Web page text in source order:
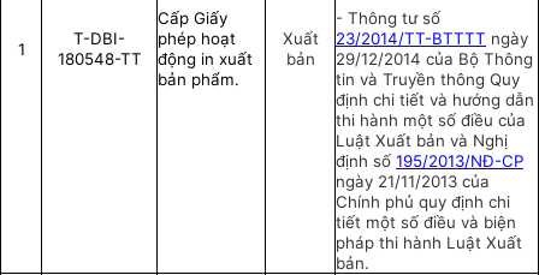
1
T-DBI-
180548-TT
Cấp Giấy
phép hoạt
động in xuất
bản phẩm.
Xuất
bản
- Thông tư số
23/2014/TT-BTTTT ngày
29/12/2014 của Bộ Thông
tin và Truyền thông Quy
định chi tiết và hướng dẫn
thi hành một số điều của
Luật Xuất bản và Nghị
định số 195/2013/NĐ-CP
ngày 21/11/2013 của
Chính phủ quy định chi
tiết một số điều và biện
pháp thi hành Luật Xuất
bản.